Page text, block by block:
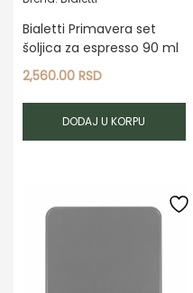
Bialetti Primavera set
šoljica za espresso 90 ml
2,560.00 RSD
DODAJ U KORPU